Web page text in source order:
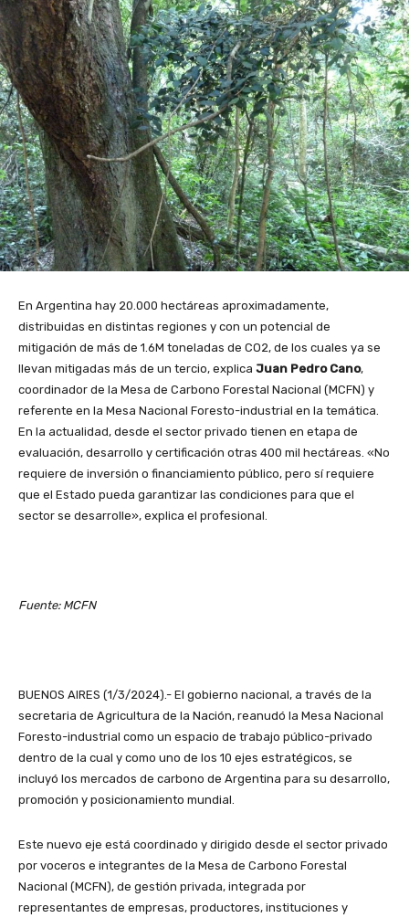
En Argentina hay 20.000 hectáreas aproximadamente,
distribuidas en distintas regiones y con un potencial de
mitigación de más de 1.6M toneladas de CO2, de los cuales ya se
llevan mitigadas más de un tercio, explica Juan Pedro Cano,
coordinador de la Mesa de Carbono Forestal Nacional (MCFN) y
referente en la Mesa Nacional Foresto-industrial en la temática.
En la actualidad, desde el sector privado tienen en etapa de
evaluación, desarrollo y certificación otras 400 mil hectáreas. «No
requiere de inversión o financiamiento público, pero sí requiere
que el Estado pueda garantizar las condiciones para que el
sector se desarrolle», explica el profesional.
Fuente: MCFN
BUENOS AIRES (1/3/2024).- El gobierno nacional, a través de la
secretaria de Agricultura de la Nación, reanudó la Mesa Nacional
Foresto-industrial como un espacio de trabajo público-privado
dentro de la cual y como uno de los 10 ejes estratégicos, se
incluyó los mercados de carbono de Argentina para su desarrollo,
promoción y posicionamiento mundial.
Este nuevo eje está coordinado y dirigido desde el sector privado
por voceros e integrantes de la Mesa de Carbono Forestal
Nacional (MCFN), de gestión privada, integrada por
representantes de empresas, productores, instituciones y